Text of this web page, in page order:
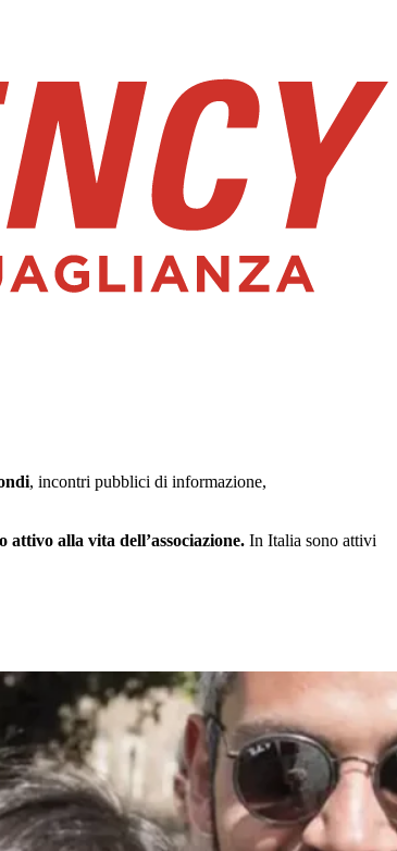
, incontri pubblici di informazione,
alla vita dell’associazione. In Italia sono attivi